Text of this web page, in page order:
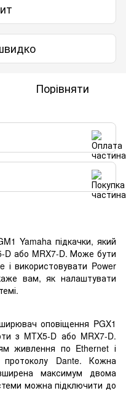
Порівняти
Yamaha підкачки, який
D або MRX7-D. Може бути
і використовувати Power
вам, як налаштувати
оповіщення PGX1
з MTX5-D або MRX7-D.
живлення по Ethernet і
Dante. Кожна
максимум двома
можна підключити до